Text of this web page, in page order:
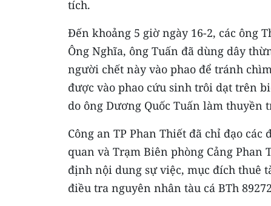
tích.
Đến khoảng 5 giờ ngày 16-2, các ông
Ông Nghĩa, ông Tuấn đã dùng dây
người chết này vào phao để tránh
được vào phao cứu sinh trôi dạt trên
do ông Dương Quốc Tuấn làm
Công an TP Phan Thiết đã chỉ đạo
quan và Trạm Biên phòng Cảng
định nội dung sự việc, mục đích thuê
điều tra nguyên nhân tàu cá BTh